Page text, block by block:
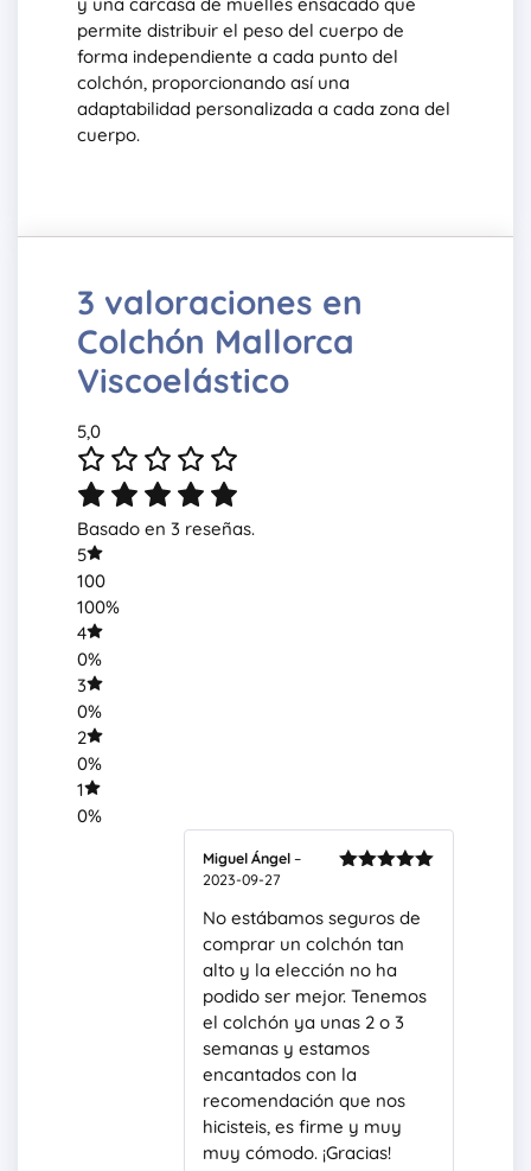
permite distribuir el peso del cuerpo de
forma independiente a cada punto del
colchón, proporcionando así una
adaptabilidad personalizada a cada zona del
cuerpo.
3 valoraciones en
Colchón Mallorca
Viscoelástico
5,0
Basado en 3 reseñas.
5
100
100%
4
0%
3
0%
2
0%
1
0%
Miguel Ángel –
2023-09-27
No estábamos seguros de
comprar un colchón tan
alto y la elección no ha
podido ser mejor. Tenemos
el colchón ya unas 2 o 3
semanas y estamos
encantados con la
recomendación que nos
hicisteis, es firme y muy
muy cómodo. ¡Gracias!